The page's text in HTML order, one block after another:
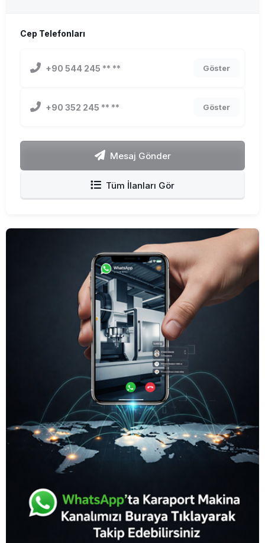
Cep Telefonları
+90 544 245 ** ** Göster
+90 352 245 ** ** Göster
Mesaj Gönder
Tüm İlanları Gör